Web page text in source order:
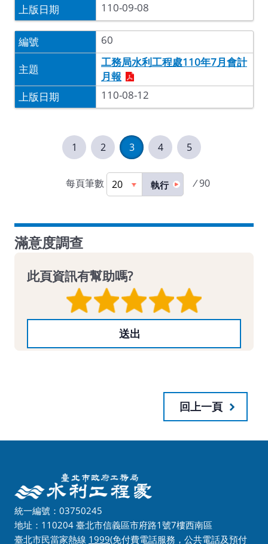
110-09-08
60
工務局水利工程處110年7月會計
月報
110-08-12
1 2 3 4 5
每頁筆數 執行 / 90
滿意度調查
此頁資訊有幫助嗎?
回上一頁
統一編號：03750245
地址：110204 臺北市信義區市府路1號7樓西南區
臺北市民當家熱線 1999(免付費電話服務，公共電話及預付